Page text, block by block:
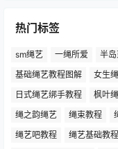
热门标签
sm绳艺 一绳所爱 半
基础绳艺教程图解
女生
日式绳艺绑手教程
枫叶
绳之韵绳艺
绳束教程
绳艺吧教程
绳艺基础教程